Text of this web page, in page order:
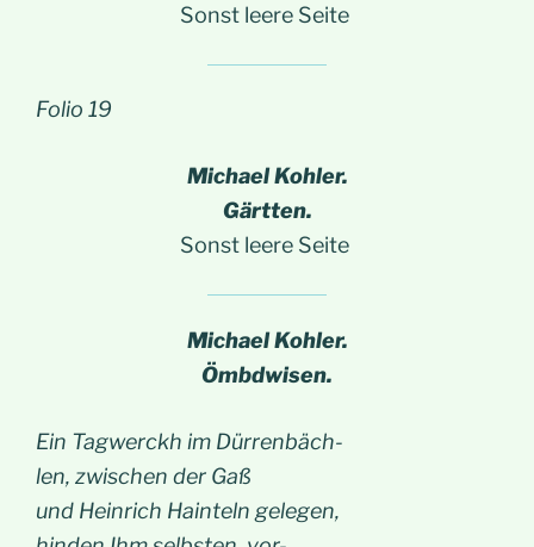
Sonst leere Seite
Folio 19
Michael Kohler.
Gärtten.
Sonst leere Seite
Michael Kohler.
Ömbdwisen.
Ein Tagwerckh im Dürrenbäch-
len, zwischen der Gaß
und Heinrich Hainteln gelegen,